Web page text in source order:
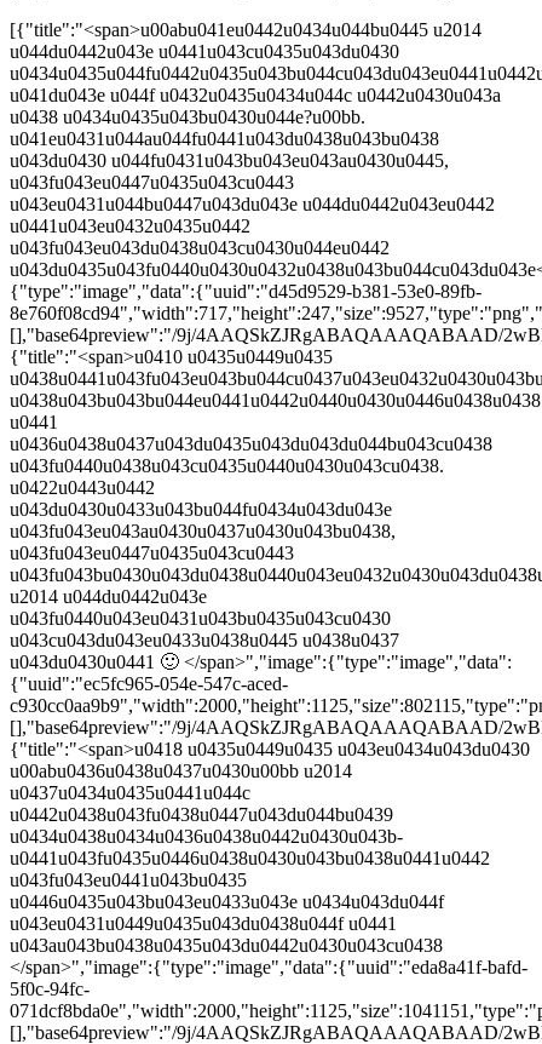
[{"title":"<span>u00abu041eu0442u0434u044bu0445 u2014
u044du0442u043e u0441u043cu0435u043du0430
u041du043e u044f u0432u0435u0434u044c u0442u0430u043a
u0438 u0434u0435u043bu0430u044e?u00bb.
u041eu0431u044au044fu0441u043du0438u043bu0438
u043du0430 u044fu0431u043bu043eu043au0430u0445,
u043fu043eu0447u0435u043cu0443
u043eu0431u044bu0447u043du043e u044du0442u043eu0442
u0441u043eu0432u0435u0442
u043fu043eu043du0438u043cu0430u044eu0442
{"type":"image","data":{"uuid":"d45d9529-b381-53e0-89fb-
[],"base64preview":"/9j/4AAQSkZJRgABAQAAAQABAAD/
{"title":"<span>u0410 u0435u0449u0435
u0438u043bu043bu044eu0441u0442u0440u0430u0446u0438u0438
u0441
u0436u0438u0437u043du0435u043du043du044bu043cu0438
u043fu0440u0438u043cu0435u0440u0430u043cu0438.
u0422u0443u0442
u043du0430u0433u043bu044fu0434u043du043e
u043fu043eu043au0430u0437u0430u043bu0438,
u043fu043eu0447u0435u043cu0443
u2014 u044du0442u043e
u043fu0440u043eu0431u043bu0435u043cu0430
u043cu043du043eu0433u0438u0445 u0438u0437
u043du0430u0441 🙂 </span>","image":{"type":"image","data":
{"uuid":"ec5fc965-054e-547c-aced-
[],"base64preview":"/9j/4AAQSkZJRgABAQAAAQABAAD/
{"title":"<span>u0418 u0435u0449u0435 u043eu0434u043du0430
u00abu0436u0438u0437u0430u00bb u2014
u0437u0434u0435u0441u044c
u0442u0438u043fu0438u0447u043du044bu0439
u0434u0438u0434u0436u0438u0442u0430u043b-
u0441u043fu0435u0446u0438u0430u043bu0438u0441u0442
u043fu043eu0441u043bu0435
u0446u0435u043bu043eu0433u043e u0434u043du044f
u043eu0431u0449u0435u043du0438u044f u0441
u043au043bu0438u0435u043du0442u0430u043cu0438
</span>","image":{"type":"image","data":{"uuid":"eda8a41f-bafd-
5f0c-94fc-
[],"base64preview":"/9j/4AAQSkZJRgABAQAAAQABAAD/